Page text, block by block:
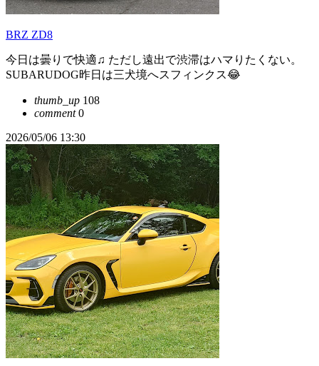
BRZ ZD8
今日は曇りで快適♫ ただし遠出で渋滞はハマりたくない。
SUBARUDOG昨日は三犬境へスフィンクス😂
thumb_up 108
comment0
2026/05/06 13:30